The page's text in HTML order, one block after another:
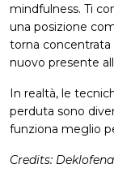
mindfulness. Ti
una posizione
torna concentrata
nuovo presente
In realtà, le
perduta sono
funziona meglio
Credits: